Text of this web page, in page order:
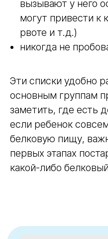
вызывают у него
могут привести к
рвоте и т.д.)
никогда не
Эти списки удобно
основным группам
заметить, где есть
если ребенок
белковую пищу,
первых этапах
какой-либо